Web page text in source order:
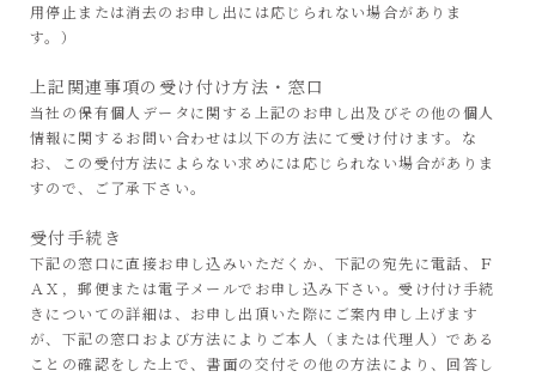
用停止または消去のお申し出には応じられない場合がありま
す。）
上記関連事項の受け付け方法・窓口
当社の保有個人データに関する上記のお申し出及びその他の個人
情報に関するお問い合わせは以下の方法にて受け付けます。な
お、この受付方法によらない求めには応じられない場合がありま
すので、ご了承下さい。
受付手続き
下記の窓口に直接お申し込みいただくか、下記の宛先に電話、Ｆ
ＡＸ，郵便または電子メールでお申し込み下さい。受け付け手続
きについての詳細は、お申し出頂いた際にご案内申し上げます
が、下記の窓口および方法によりご本人（または代理人）である
ことの確認をした上で、書面の交付その他の方法により、回答し